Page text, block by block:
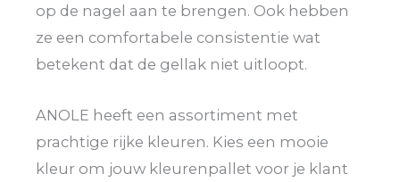
op de nagel aan te brengen. Ook hebben
ze een comfortabele consistentie wat
betekent dat de gellak niet uitloopt.
ANOLE heeft een assortiment met
prachtige rijke kleuren. Kies een mooie
kleur om jouw kleurenpallet voor je klant